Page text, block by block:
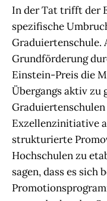
In der Tat trifft der
spezifische
Graduiertenschule.
Grundförderung
Einstein-Preis die
Übergangs aktiv zu
Exzellenzinitiative
strukturierte
Hochschulen zu
sagen, dass es sich